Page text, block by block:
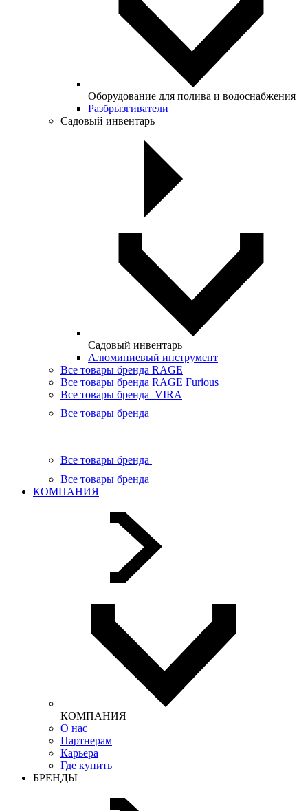
Оборудование для полива и водоснабжения
Разбрызгиватели
Садовый инвентарь
Садовый инвентарь
Алюминиевый инструмент
Все товары бренда RAGE
Все товары бренда RAGE Furious
Все товары бренда VIRA
Все товары бренда
Все товары бренда
Все товары бренда
КОМПАНИЯ
КОМПАНИЯ
О нас
Партнерам
Карьера
Где купить
БРЕНДЫ